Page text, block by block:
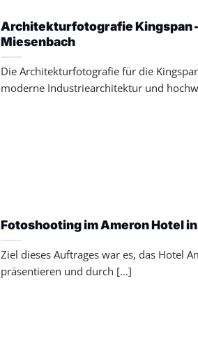
Architekturfotografie Kingspan
Miesenbach
Die Architekturfotografie für die
moderne Industriearchitektur und
Fotoshooting im Ameron Hotel
Ziel dieses Auftrages war es, das Hotel
präsentieren und durch [...]